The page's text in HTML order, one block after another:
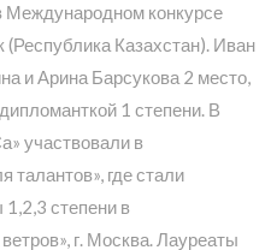
Международном конкурсе
(Республика Казахстан). Иван
и Арина Барсукова 2 место,
1 степени. В
участвовали в
где стали
степени в
г. Москва. Лауреаты